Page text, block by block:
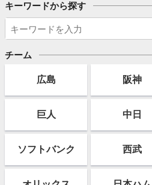
キーワードから探す
チーム
広島 阪神
巨人 中日
ソフトバンク 西武